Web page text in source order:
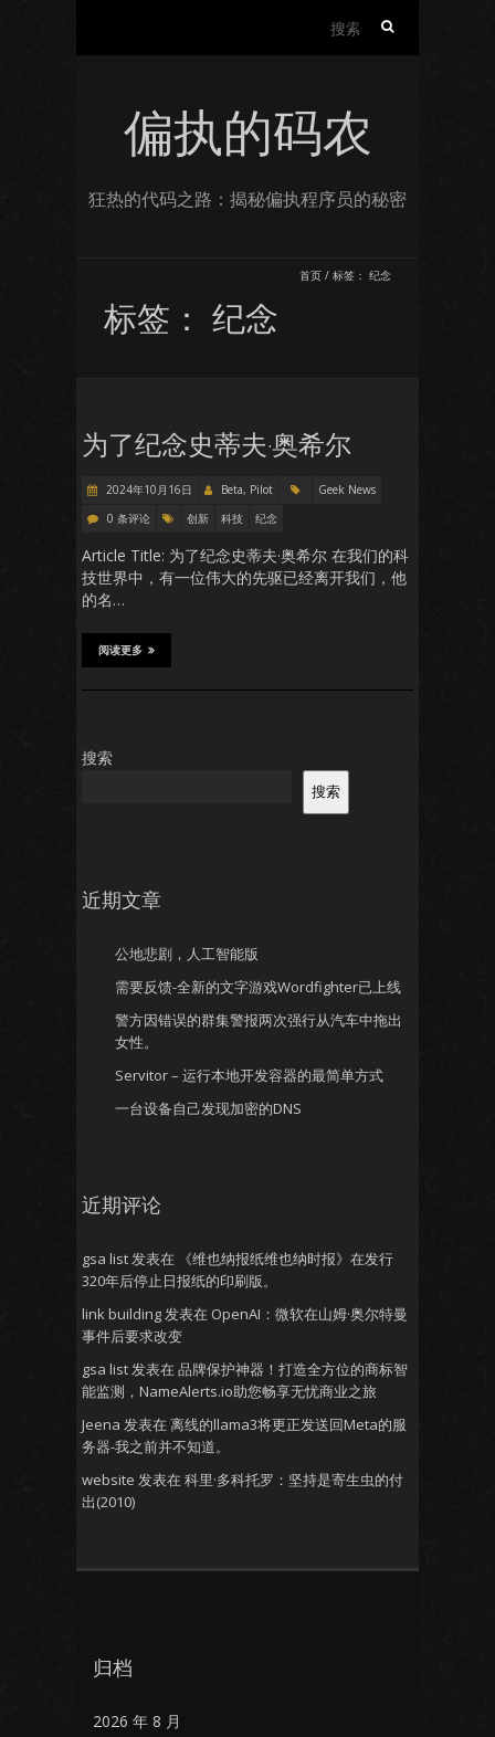
偏执的码农
狂热的代码之路：揭秘偏执程序员的秘密
首页 / 标签： 纪念
标签： 纪念
为了纪念史蒂夫·奥希尔
2024年10月16日 Beta, Pilot
Geek News
0 条评论
创新 科技 纪念
Article Title: 为了纪念史蒂夫·奥希尔 在我们的科
技世界中，有一位伟大的先驱已经离开我们，他
的名…
阅读更多
搜索
搜索
近期文章
公地悲剧，人工智能版
需要反馈-全新的文字游戏Wordfighter已上线
警方因错误的群集警报两次强行从汽车中拖出
女性。
Servitor – 运行本地开发容器的最简单方式
一台设备自己发现加密的DNS
近期评论
gsa list发表在
《维也纳报纸维也纳时报》在发行
320年后停止日报纸的印刷版。
link building发表在 OpenAI：微软在山姆·奥尔特曼
事件后要求改变
gsa list发表在 品牌保护神器！打造全方位的商标智
能监测，NameAlerts.io助您畅享无忧商业之旅
Jeena 发表在 离线的llama3将更正发送回Meta的服
务器-我之前并不知道。
website 发表在 科里·多科托罗：坚持是寄生虫的付
出(2010)
归档
2026 年 8 月